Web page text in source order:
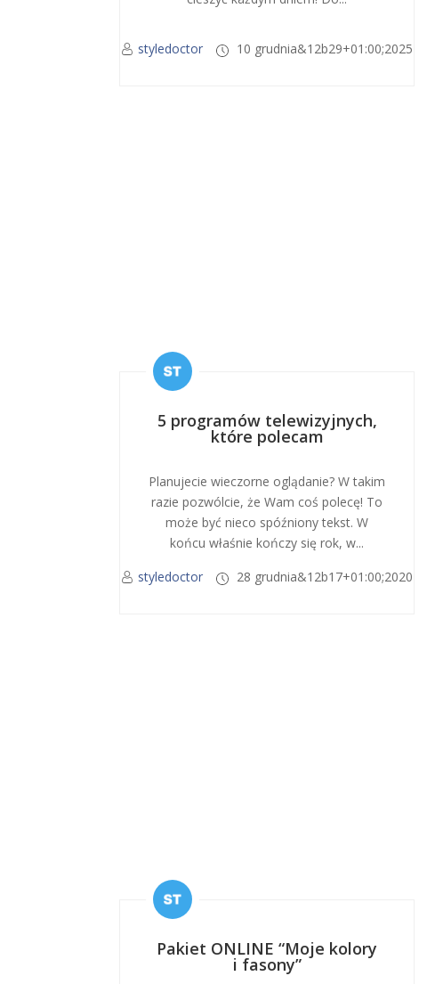
styledoctor 10 grudnia&12b29+01:00;2025
5 programów telewizyjnych,
które polecam
Planujecie wieczorne oglądanie? W takim
razie pozwólcie, że Wam coś polecę! To
może być nieco spóźniony tekst. W
końcu właśnie kończy się rok, w...
styledoctor
28 grudnia&12b17+01:00;2020
Pakiet ONLINE “Moje kolory
i fasony”